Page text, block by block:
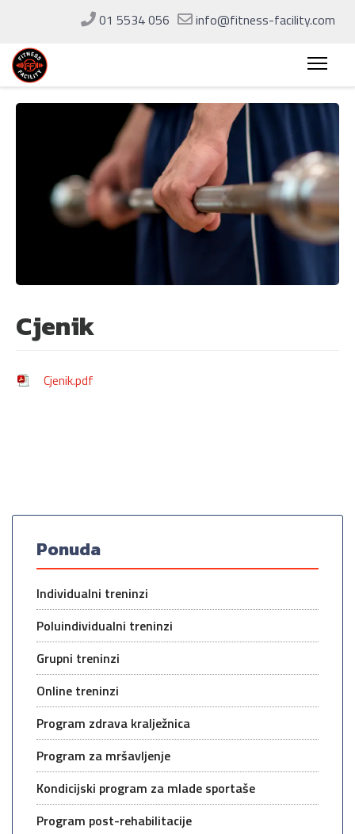
01 5534 056 info@fitness-facility.com
Cjenik
Cjenik.pdf
Ponuda
Individualni treninzi
Poluindividualni treninzi
Grupni treninzi
Online treninzi
Program zdrava kralježnica
Program za mršavljenje
Kondicijski program za mlade sportaše
Program post-rehabilitacije